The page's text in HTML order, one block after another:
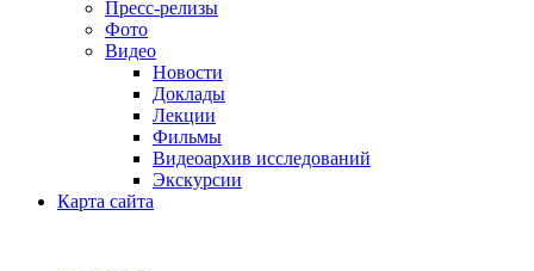
Пресс-релизы
Фото
Видео
Новости
Доклады
Лекции
Фильмы
Видеоархив исследований
Экскурсии
Карта сайта